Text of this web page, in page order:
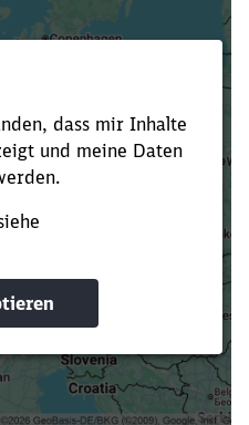
du Suchbegriffe
eingeben